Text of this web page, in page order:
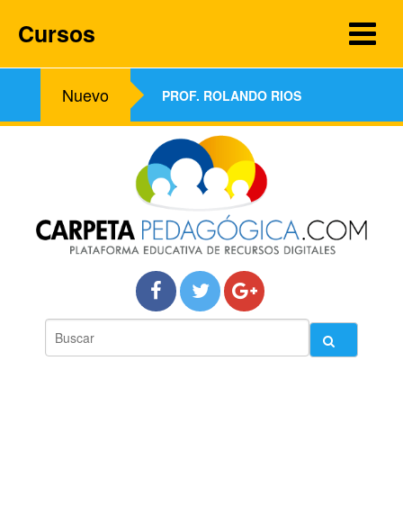
Nuevo PROF. ROLANDO RIOS
Cursos